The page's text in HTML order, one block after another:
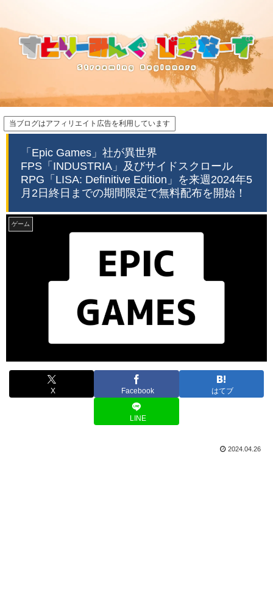
当ブログはアフィリエイト広告を利用しています
「Epic Games」社が異世界
FPS「INDUSTRIA」及びサイドスクロール
RPG「LISA: Definitive Edition」を来週2024年5
月2日終日までの期間限定で無料配布を開始！
ゲーム
X Facebook はてブ
LINE
2024.04.26